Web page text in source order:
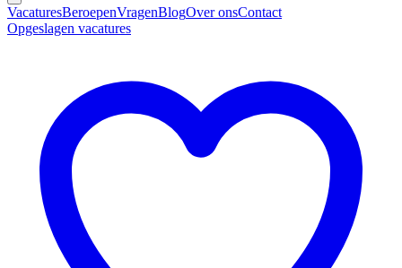
VacaturesBeroepenVragenBlogOver onsContact
Opgeslagen vacatures